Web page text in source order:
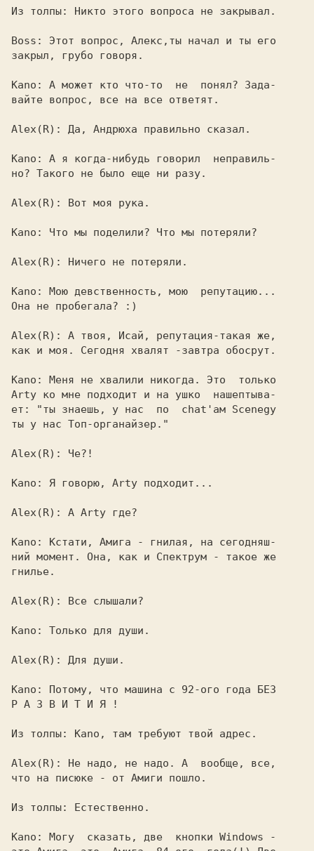
Из толпы: Никто этого вопроса не закрывал.
Boss: Этот вопрос, Алекс,ты начал и ты его
закрыл, грубо говоря.
Kano: А может кто что-то  не  понял? Зада-
вайте вопрос, все на все ответят.
Alex(R): Да, Андрюха правильно сказал.
Kano: А я когда-нибудь говорил  неправиль-
но? Такого не было еще ни разу.
Alex(R): Вот моя рука.
Kano: Что мы поделили? Что мы потеряли?
Alex(R): Ничего не потеряли.
Kano: Мою девственность, мою  репутацию...
Она не пробегала? :)
Alex(R): А твоя, Исай, репутация-такая же,
как и моя. Сегодня хвалят -завтра обосрут.
Kano: Меня не хвалили никогда. Это  только
Arty ко мне подходит и на ушко  нашептыва-
ет: "ты знаешь, у нас  по  chat'ам Scenegy
ты у нас Toп-органайзер."
Alex(R): Че?!
Каno: Я говорю, Arty подходит...
Alex(R): А Arty где?
Kano: Кстати, Амига - гнилая, на сегодняш-
ний момент. Она, как и Спектрум - такое же
гнилье.
Alex(R): Все слышали?
Kano: Только для души.
Alex(R): Для души.
Kano: Потому, что машина с 92-ого года БЕЗ
Р А З В И Т И Я !
Из толпы: Kano, там требуют твой адрес.
Alex(R): Не надо, не надо. А  вообще, все,
что на писюке - от Амиги пошло.
Из толпы: Естественно.
Kano: Могу  сказать, две  кнопки Windows -